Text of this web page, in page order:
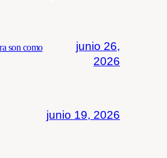
son como
junio 26,
2026
junio 19, 2026